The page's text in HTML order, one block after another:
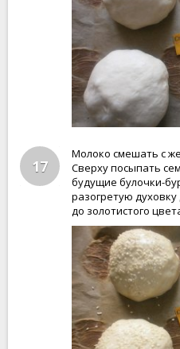
17
Молоко смешать с
Сверху посыпать
будущие булочки-
разогретую духовку
до золотистого